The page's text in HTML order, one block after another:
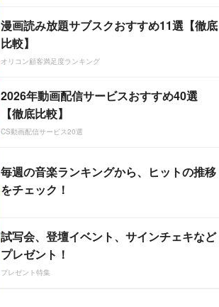
漫画読み放題サブスクおすすめ11選【徹底
比較】
オリコン顧客満足度ランキング
2026年動画配信サービスおすすめ40選
【徹底比較】
CS動画配信サービス20選
毎週の音楽ランキングから、ヒットの推移
をチェック！
試写会、登壇イベント、サインチェキなど
プレゼント！
プレゼント特集